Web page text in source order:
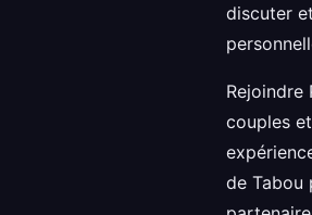
discuter
couples
de Tabou